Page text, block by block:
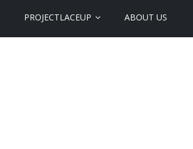
PROJECTLACEUP ABOUT US